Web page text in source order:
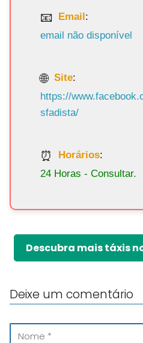
Email:
email não disponível
Site:
https://
sfadista/
Horários:
24 Horas - Consultar.
Descubra mais táxis
Deixe um comentário